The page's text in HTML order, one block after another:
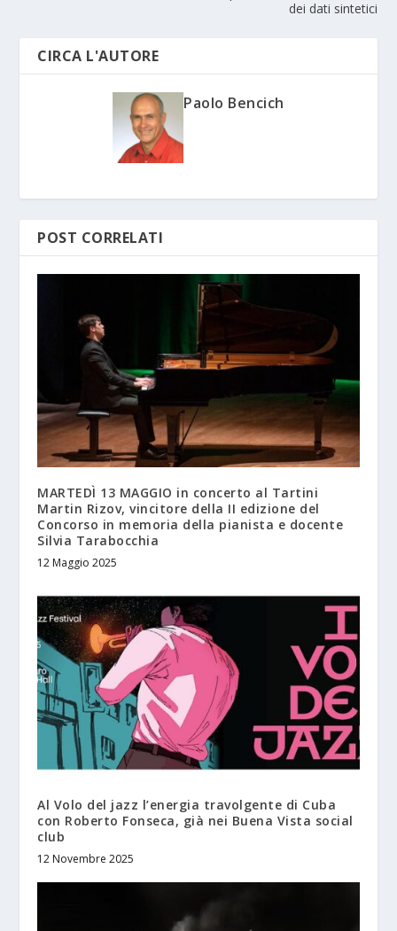
dei dati sintetici
CIRCA L'AUTORE
Paolo Bencich
POST CORRELATI
MARTEDÌ 13 MAGGIO in concerto al Tartini
Martin Rizov, vincitore della II edizione del
Concorso in memoria della pianista e docente
Silvia Tarabocchia
12 Maggio 2025
Al Volo del jazz l’energia travolgente di Cuba
con Roberto Fonseca, già nei Buena Vista social
club
12 Novembre 2025